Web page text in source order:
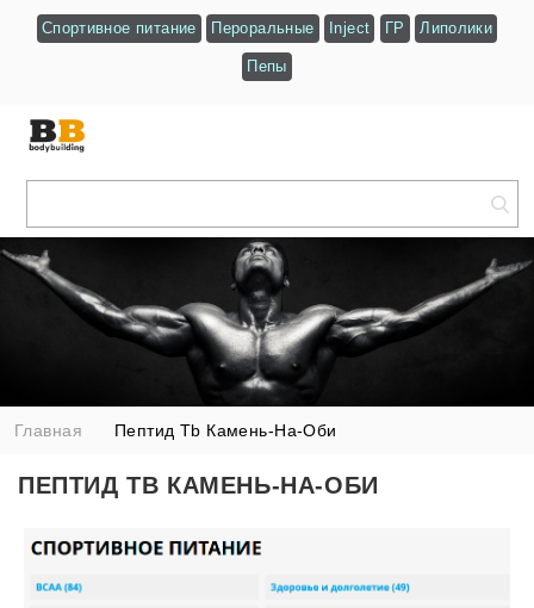
Спортивное питание Пероральные Inject ГР Липолики
Пепы
Главная Пептид Tb Камень-На-Оби
ПЕПТИД TB КАМЕНЬ-НА-ОБИ